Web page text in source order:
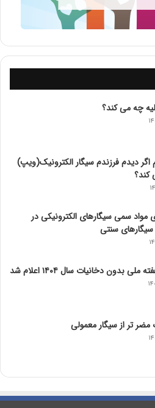
چه می کند؟
اگر دیدم فرزندم سیگار الکترونیک(ویپ)
مواد سمی سیگارهای الکترونیکی در
سیگارهای سنتی
ملی بدون دخانیات سال ۱۴۰۴ اعلام شد
مضر تر از سیگار معمولی